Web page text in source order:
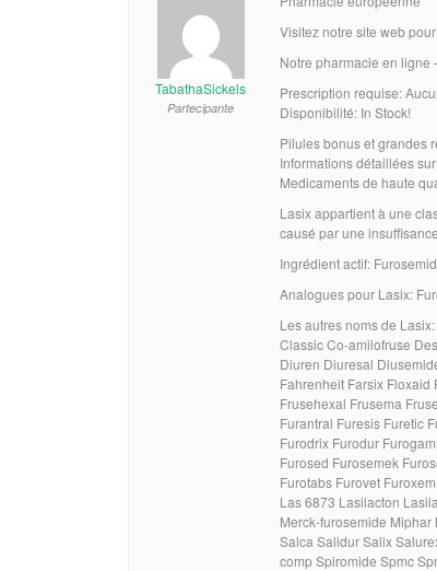
TabathaSickels
Partecipante
Visitez notre site web
Notre pharmacie en ligne
Prescription requise:
Disponibilité: In Stock!
Pilules bonus et grandes
Informations détaillées
Medicaments de haute
Lasix appartient à une
causé par une
Ingrédient actif:
Analogues pour Lasix:
Les autres noms de
Classic Co-amilofruse
Diuren Diuresal
Fahrenheit Farsix Floxaid
Frusehexal Frusema
Furantral Furesis Furetic
Furodrix Furodur
Furosed Furosemek
Furotabs Furovet
Las 6873 Lasilacton
Merck-furosemide
Salca Salidur Salix
comp Spiromide Spmc